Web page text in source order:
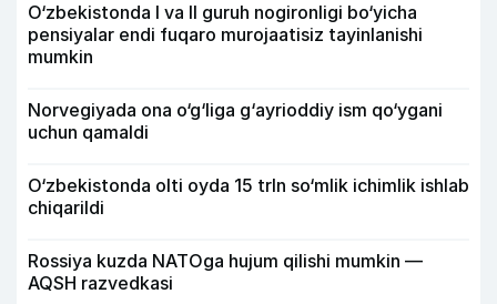
O‘zbekistonda I va II guruh nogironligi bo‘yicha
pensiyalar endi fuqaro murojaatisiz tayinlanishi
mumkin
Norvegiyada ona o‘g‘liga g‘ayrioddiy ism qo‘ygani
uchun qamaldi
O‘zbekistonda olti oyda 15 trln so‘mlik ichimlik ishlab
chiqarildi
Rossiya kuzda NATOga hujum qilishi mumkin —
AQSH razvedkasi